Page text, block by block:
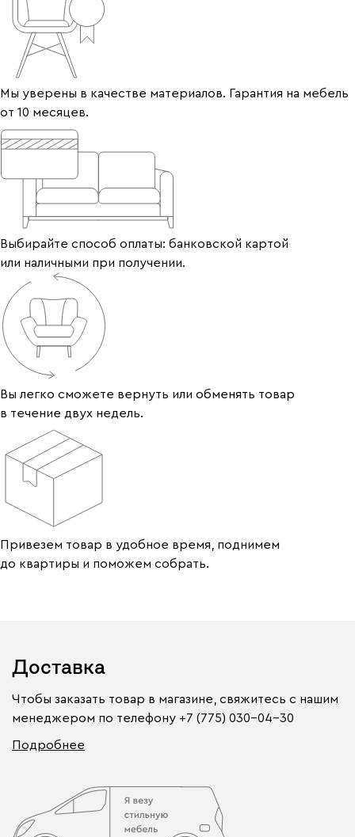
Мы уверены в качестве материалов. Гарантия на мебель
от 10 месяцев.
Выбирайте способ оплаты: банковской картой
или наличными при получении.
Вы легко сможете вернуть или обменять товар
в течение двух недель.
Привезем товар в удобное время, поднимем
до квартиры и поможем собрать.
Доставка
Чтобы заказать товар в магазине, свяжитесь с нашим
менеджером по телефону +7 (775) 030-04-30
Подробнее